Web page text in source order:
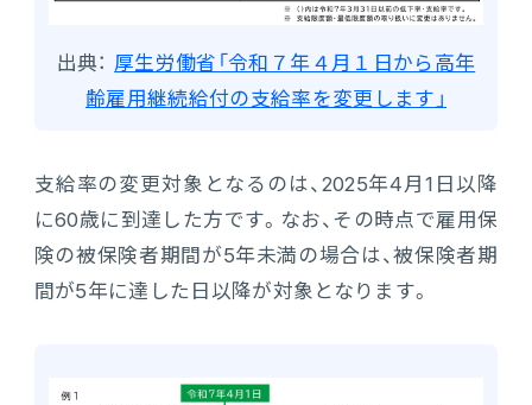
出典： 厚生労働省「令和７年４月１日から高年
齢雇用継続給付の支給率を変更します」
支給率の変更対象となるのは、2025年4月1日以降
に60歳に到達した方です。なお、その時点で雇用保
険の被保険者期間が5年未満の場合は、被保険者期
間が5年に達した日以降が対象となります。